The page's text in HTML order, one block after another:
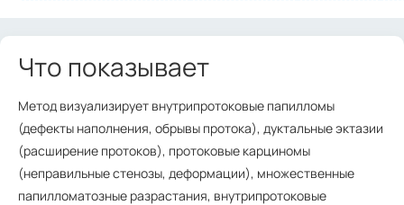
Что показывает
Метод визуализирует внутрипротоковые папилломы
(дефекты наполнения, обрывы протока), дуктальные эктазии
(расширение протоков), протоковые карциномы
(неправильные стенозы, деформации), множественные
папилломатозные разрастания, внутрипротоковые